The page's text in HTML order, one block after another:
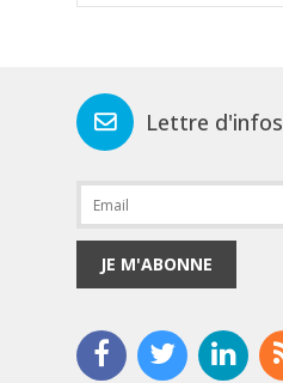
Lettre d'infos
JE M'ABONNE